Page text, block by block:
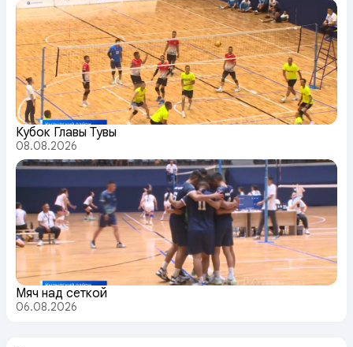
Кубок Главы Тувы
08.08.2026
Мяч над сеткой
06.08.2026